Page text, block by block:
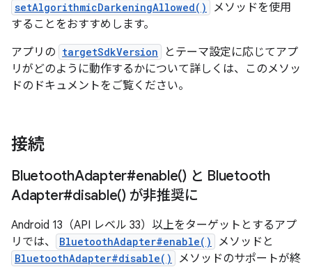
setAlgorithmicDarkeningAllowed()
メソッドを使用
することをおすすめします。
アプリの targetSdkVersion
とテーマ設定に応じてアプ
リがどのように動作するかについて詳しくは、このメソッ
ドのドキュメントをご覧ください。
接続
BluetoothAdapter#enable() と Bluetooth
Adapter#disable() が非推奨に
Android 13（API レベル 33）以上をターゲットとするアプ
リでは、
BluetoothAdapter#enable() メソッドと
BluetoothAdapter#disable()
メソッドのサポートが終